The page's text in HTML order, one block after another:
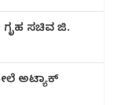
ಗೃಹ ಸಚಿವ ಜಿ.
ಅಟ್ಯಾಕ್